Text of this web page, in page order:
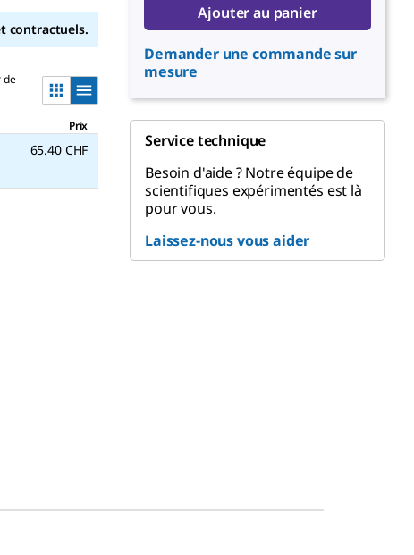
contractuels.
de
Prix
65.40 CHF
Ajouter au panier
Demander une commande sur
mesure
Service technique
Besoin d'aide ? Notre équipe de
scientifiques expérimentés est là
pour vous.
Laissez-nous vous aider